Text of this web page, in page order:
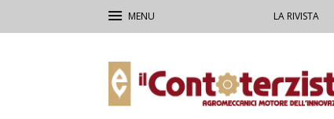
LA RIVISTA
Contoterzista